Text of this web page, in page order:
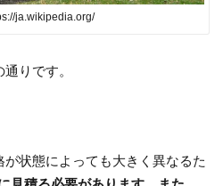
ja.wikipedia.org/
りです。
状態によっても大きく異なるた